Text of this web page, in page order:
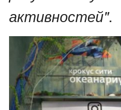
активностей".